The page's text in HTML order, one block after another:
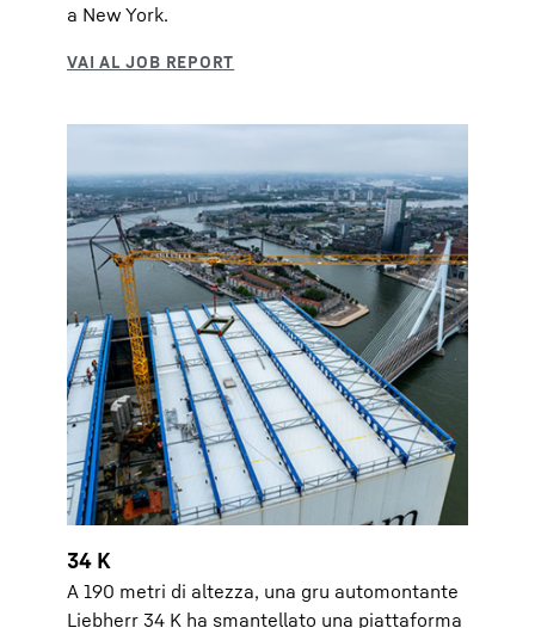
a New York.
34 K
A 190 metri di altezza, una gru automontante
Liebherr 34 K ha smantellato una piattaforma